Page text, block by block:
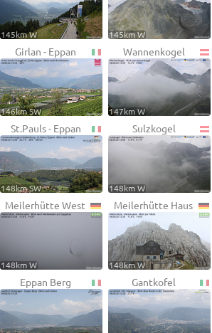
145km W 145km W
Girlan - Eppan
146km SW
Wannenkogel
147km W
St.Pauls - Eppan
148km SW
Sulzkogel
148km W
Meilerhütte West
148km W
Meilerhütte Haus
148km W
Eppan Berg Gantkofel